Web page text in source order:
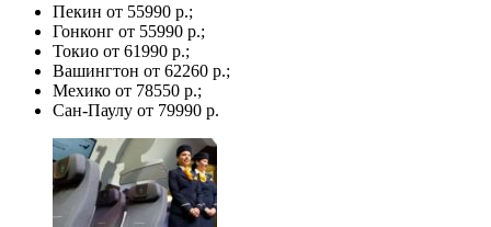
Пекин от 55990 р.;
Гонконг от 55990 р.;
Токио от 61990 р.;
Вашингтон от 62260 р.;
Мехико от 78550 р.;
Сан-Паулу от 79990 р.